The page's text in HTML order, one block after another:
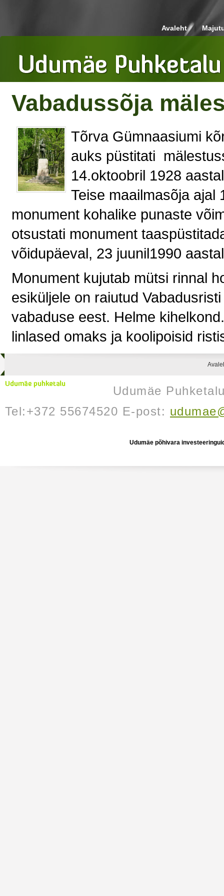
Avaleht
Vabadussõja
Tõrva Gümnaasiumi
auks püstitati
14.oktoobril 1928
Teise maailmasõja ajal
monument kohalike punaste
otsustati monument
võidupäeval, 23 juunil1990
Monument kujutab mütsi rinnal
esiküljele on raiutud
vabaduse eest. Helme
linlased omaks ja koolipoisid
Udumäe
Tel:+372 55674520 E-post:
Udumäe põhivara